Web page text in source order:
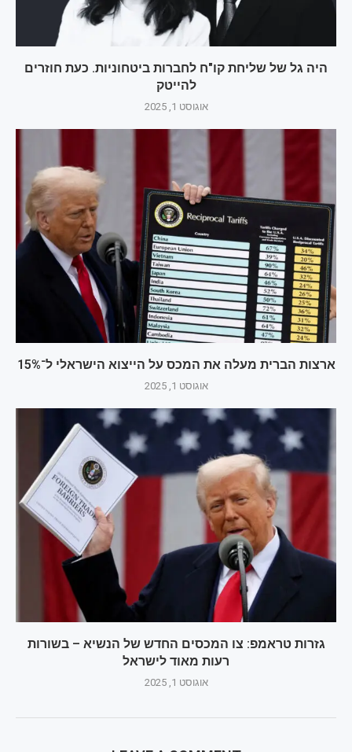
היה גל של שליחת קו"ח לחברות ביטחוניות. כעת חוזרים
להייטק
אוגוסט 1, 2025
ארצות הברית מעלה את המכס על הייצוא הישראלי ל־15%
אוגוסט 1, 2025
גזרות טראמפ: צו המכסים החדש של הנשיא – בשורות
רעות מאוד לישראל
אוגוסט 1, 2025